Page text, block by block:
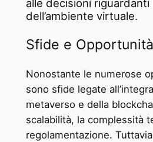
alle decisioni riguardanti
dell’ambiente virtuale.
Sfide e Opportunità
Nonostante le numerose
sono sfide legate
metaverso e della
scalabilità, la complessità
regolamentazione.